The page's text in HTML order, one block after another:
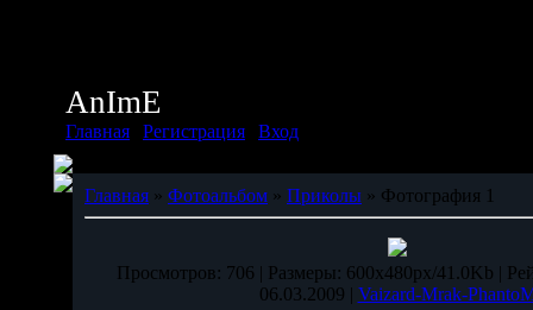
AnImE
Главная Регистрация Вход
Главная » Фотоальбом » Приколы » Фотография 1
Просмотров: 706 | Размеры: 600x480px/41.0Kb |
06.03.2009 | Vaizard-Mrak-